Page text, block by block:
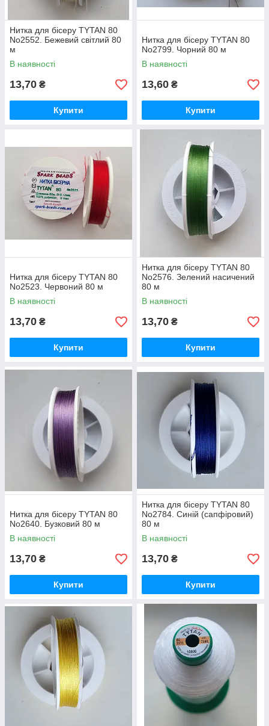
Нитка для бісеру TYTAN 80
No2552. Бежевий світлий 80
м
В наявності
13,70 ₴
Купити
Нитка для бісеру TYTAN 80
No2799. Чорний 80 м
В наявності
13,60 ₴
Купити
Нитка для бісеру TYTAN 80
No2523. Червоний 80 м
В наявності
13,70 ₴
Купити
Нитка для бісеру TYTAN 80
No2576. Зелений насичений
80 м
В наявності
13,70 ₴
Купити
Нитка для бісеру TYTAN 80
No2640. Бузковий 80 м
В наявності
13,70 ₴
Купити
Нитка для бісеру TYTAN 80
No2784. Синій (сапфіровий)
80 м
В наявності
13,70 ₴
Купити